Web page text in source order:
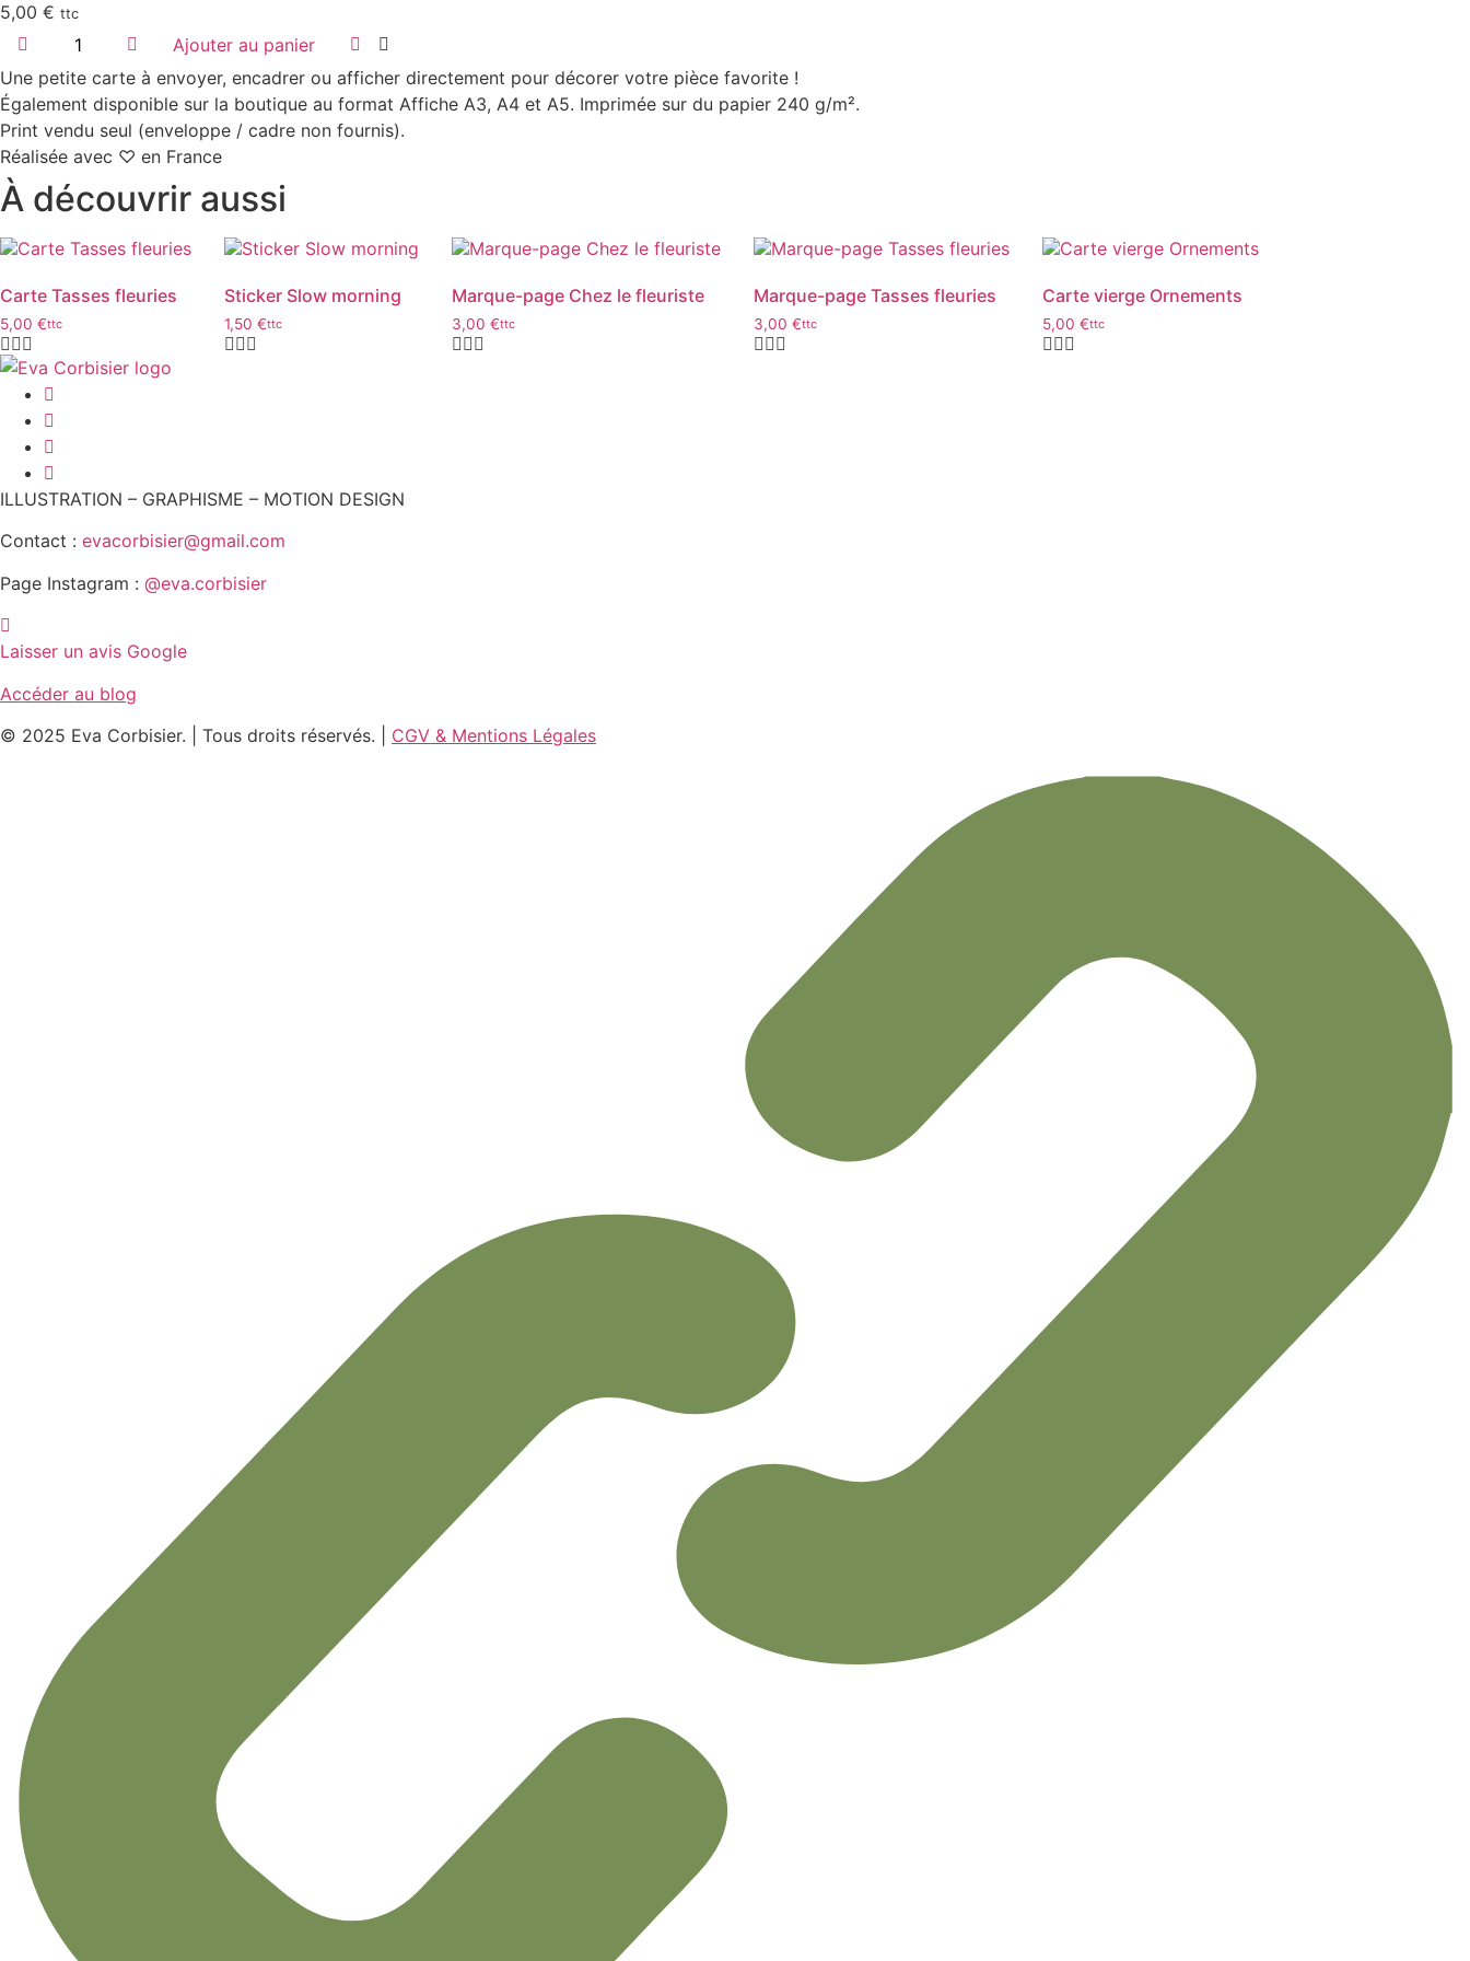
5,00 € ttc
quantité
Carte
Légumes
d'automne
Ajouter au panier
Une petite carte à envoyer, encadrer ou afficher directement pour décorer votre pièce favorite !
Également disponible sur la boutique au format Affiche A3, A4 et A5. Imprimée sur du papier 240 g/m².
Print vendu seul (enveloppe / cadre non fournis).
Réalisée avec ♡ en France
À découvrir aussi
Carte Tasses fleuries
5,00 €ttc
Sticker Slow morning
1,50 €ttc
Marque-page Chez le fleuriste
3,00 €ttc
Marque-page Tasses fleuries
3,00 €ttc
Carte vierge Ornements
5,00 €ttc
ILLUSTRATION – GRAPHISME – MOTION DESIGN
Contact : evacorbisier@gmail.com
Page Instagram : @eva.corbisier
Laisser un avis Google
Accéder au blog
© 2025 Eva Corbisier. | Tous droits réservés. | CGV & Mentions Légales